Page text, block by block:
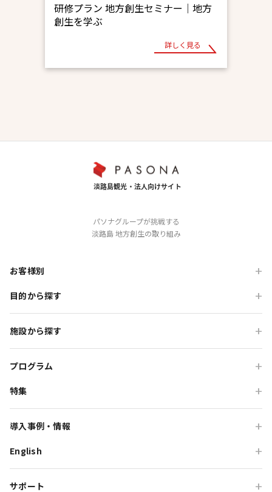
研修プラン 地方創生セミナー｜地方
創生を学ぶ
詳しく見る
パソナグループが挑戦する
淡路島 地方創生の取り組み
お客様別
旅行会社の方
企業・各種団体の方
自治体・行政の方
目的から探す
研修・チームビルディング
インセンティブ・ご招待
高付加価値観光
貸切・イベント会場利用
教育旅行
施設から探す
オーシャンテラス
青海波
HELLO KITTY SMILE
プログラム
団体体験プログラム
団体研修プログラム
団体貸切プログラム
団体食事プログラム
特集
チームビルディング特集
導入事例・情報
旅行会社向け事例
企業・団体向け事例
English
サポート